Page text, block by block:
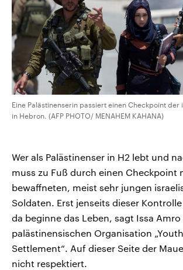
Eine Palästinenserin passiert einen Checkpoint der
in Hebron. (AFP PHOTO/ MENAHEM KAHANA)
Wer als Palästinenser in H2 lebt und
muss zu Fuß durch einen Checkpoint
bewaffneten, meist sehr jungen
Soldaten. Erst jenseits dieser
da beginne das Leben, sagt Issa
palästinensischen Organisation
Settlement“. Auf dieser Seite der
nicht respektiert.